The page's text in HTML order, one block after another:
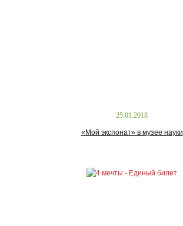
25.01.2018
«Мой экспонат» в музее науки